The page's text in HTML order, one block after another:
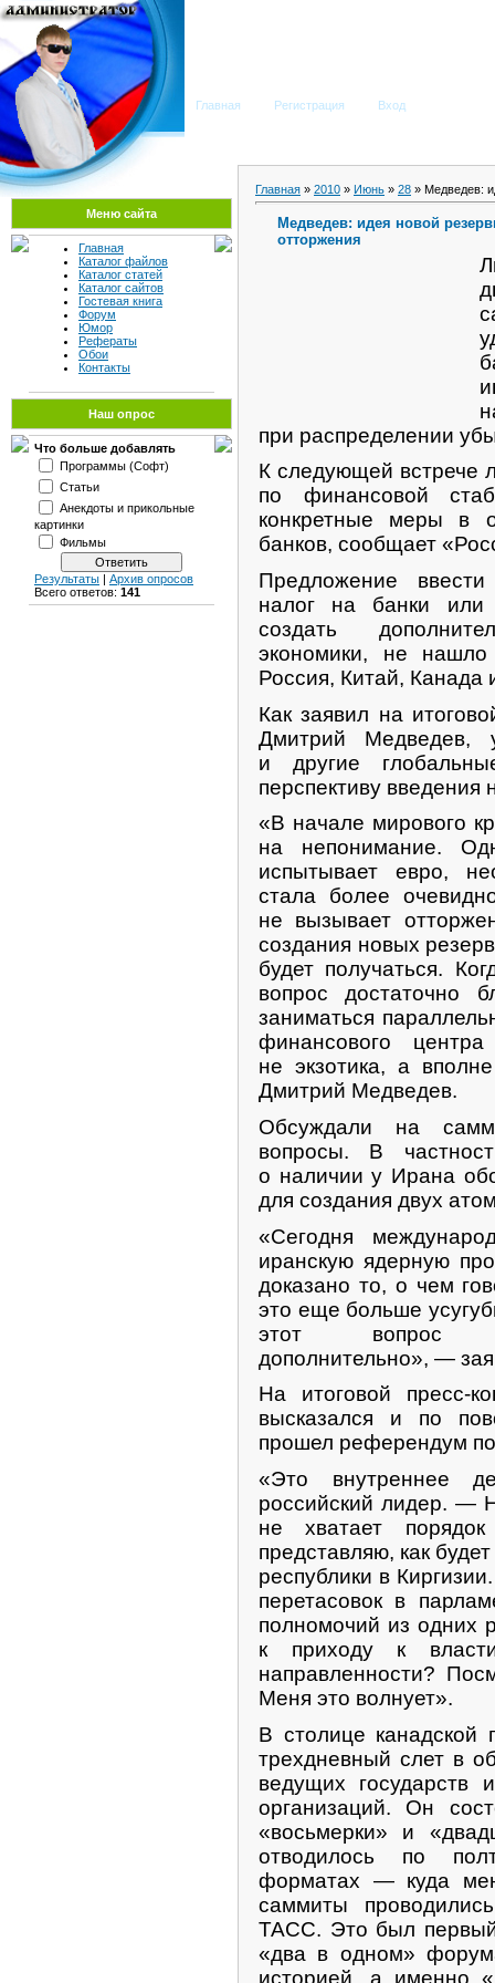
Главная Регистрация Вход
Меню сайта
Главная
Каталог файлов
Каталог статей
Каталог сайтов
Гостевая книга
Форум
Юмор
Рефераты
Обои
Контакты
Наш опрос
Что больше добавлять
Программы (Софт)
Статьи
Анекдоты и прикольные
картинки
Фильмы
Результаты | Архив опросов
Всего ответов: 141
Главная » 2010 » Июнь » 28 » Медведев:
Медведев: идея новой
отторжения
при распределении
К следующей встрече
по финансовой
конкретные меры в
банков, сообщает
Предложение
налог на банки или
создать
экономики, не
Россия, Китай, Канада
Как заявил на
Дмитрий Медведев,
и другие
перспективу
«В начале мирового
на непонимание.
испытывает евро,
стала более
не вызывает
создания новых
будет получаться.
вопрос достаточно
заниматься
финансового
не экзотика, а
Дмитрий Медведев.
Обсуждали на
вопросы. В
о наличии у Ирана
для создания двух
«Сегодня
иранскую ядерную
доказано то, о чем
это еще больше
этот вопрос
дополнительно», —
На итоговой пресс-
высказался и по
прошел референдум
«Это внутреннее
российский лидер. —
не хватает
представляю, как
республики в
перетасовок в
полномочий из одних
к приходу к власти
направленности?
Меня это волнует».
В столице канадской
трехдневный слет в
ведущих государств
организаций. Он
«восьмерки» и
отводилось по
форматах — куда
саммиты
ТАСС. Это был
«два в одном»
историей, а именно